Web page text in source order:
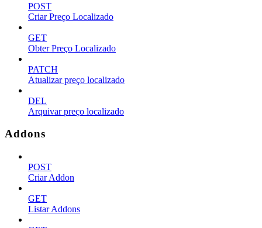
POST
Criar Preço Localizado
GET
Obter Preço Localizado
PATCH
Atualizar preço localizado
DEL
Arquivar preço localizado
Addons
POST
Criar Addon
GET
Listar Addons